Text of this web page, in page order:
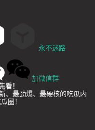
永不迷路
加微信群
！
、最劲爆、最硬核的吃瓜内
圈！